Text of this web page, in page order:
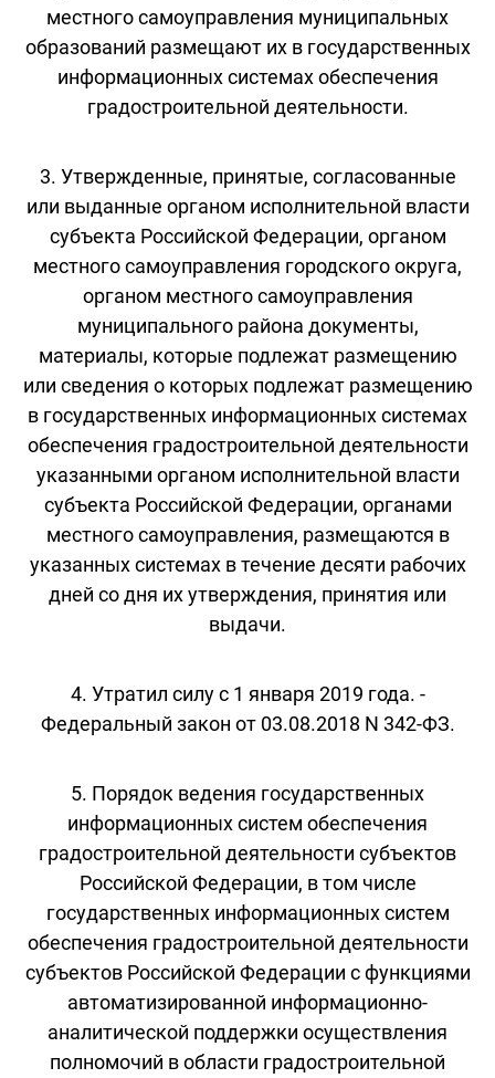
местного самоуправления муниципальных
образований размещают их в государственных
информационных системах обеспечения
градостроительной деятельности.
3. Утвержденные, принятые, согласованные
или выданные органом исполнительной власти
субъекта Российской Федерации, органом
местного самоуправления городского округа,
органом местного самоуправления
муниципального района документы,
материалы, которые подлежат размещению
или сведения о которых подлежат размещению
в государственных информационных системах
обеспечения градостроительной деятельности
указанными органом исполнительной власти
субъекта Российской Федерации, органами
местного самоуправления, размещаются в
указанных системах в течение десяти рабочих
дней со дня их утверждения, принятия или
выдачи.
4. Утратил силу с 1 января 2019 года. -
Федеральный закон от 03.08.2018 N 342-ФЗ.
5. Порядок ведения государственных
информационных систем обеспечения
градостроительной деятельности субъектов
Российской Федерации, в том числе
государственных информационных систем
обеспечения градостроительной деятельности
субъектов Российской Федерации с функциями
автоматизированной информационно-
аналитической поддержки осуществления
полномочий в области градостроительной